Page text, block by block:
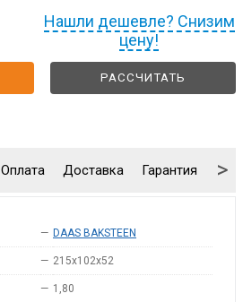
Нашли дешевле? Снизим
цену!
РАССЧИТАТЬ
Оплата Доставка Гарантия >
— DAAS BAKSTEEN
— 215x102x52
— 1,80